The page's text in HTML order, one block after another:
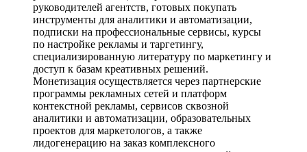
руководителей агентств, готовых покупать
инструменты для аналитики и автоматизации,
подписки на профессиональные сервисы, курсы
по настройке рекламы и таргетингу,
специализированную литературу по маркетингу и
доступ к базам креативных решений.
Монетизация осуществляется через партнерские
программы рекламных сетей и платформ
контекстной рекламы, сервисов сквозной
аналитики и автоматизации, образовательных
проектов для маркетологов, а также
лидогенерацию на заказ комплексного